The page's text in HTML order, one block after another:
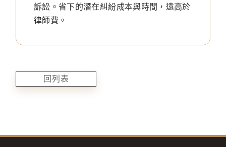
訴訟。省下的潛在糾紛成本與時間，遠高於
律師費。
回列表